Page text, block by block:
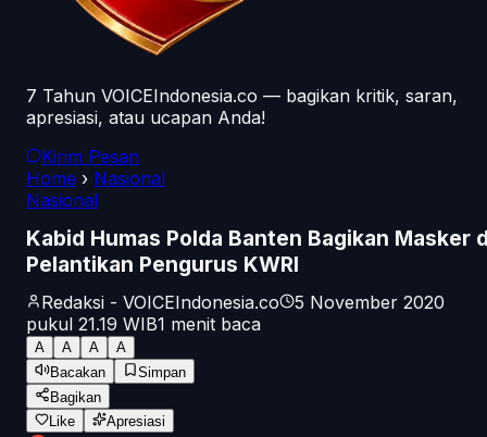
7 Tahun VOICEIndonesia.co — bagikan kritik, saran,
apresiasi, atau ucapan Anda!
Kirim Pesan
Home › Nasional
Nasional
Kabid Humas Polda Banten Bagikan Masker
Pelantikan Pengurus KWRI
Redaksi - VOICEIndonesia.co
5 November 2020
pukul 21.19 WIB1 menit baca
A A A
A
Bacakan
Simpan
Bagikan
Like
Apresiasi